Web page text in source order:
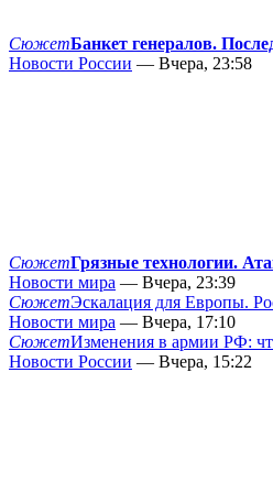
СюжетБанкет генералов.
Новости России — Вчера, 23:58
СюжетГрязные технологии.
Новости мира — Вчера, 23:39
СюжетЭскалация для Европы.
Новости мира — Вчера, 17:10
СюжетИзменения в армии РФ:
Новости России — Вчера, 15:22